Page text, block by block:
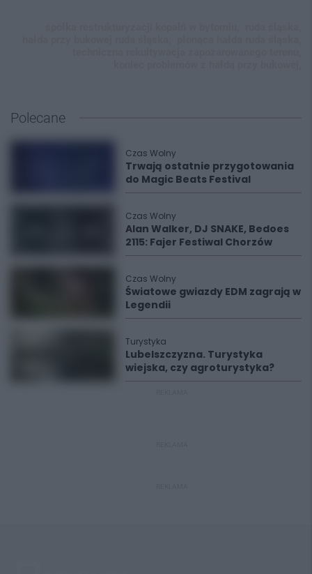
Polecane
Czas Wolny
Trwają ostatnie przygotowania
do Magic Beats Festival
Czas Wolny
Alan Walker, DJ SNAKE, Bedoes
2115: Fajer Festiwal Chorzów
Czas Wolny
Światowe gwiazdy EDM zagrają w
Legendii
Turystyka
Lubelszczyzna. Turystyka
wiejska, czy agroturystyka?